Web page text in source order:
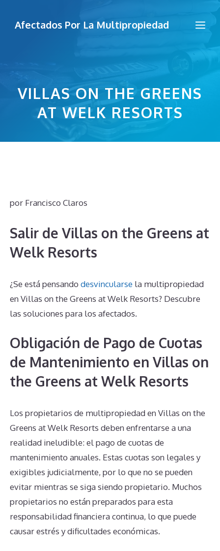
Afectados Por La Multipropiedad
VILLAS ON THE GREENS
AT WELK RESORTS
por Francisco Claros
Salir de Villas on the Greens at
Welk Resorts
¿Se está pensando desvincularse la multipropiedad
en Villas on the Greens at Welk Resorts? Descubre
las soluciones para los afectados.
Obligación de Pago de Cuotas
de Mantenimiento en Villas on
the Greens at Welk Resorts
Los propietarios de multipropiedad en Villas on the
Greens at Welk Resorts deben enfrentarse a una
realidad ineludible: el pago de cuotas de
mantenimiento anuales. Estas cuotas son legales y
exigibles judicialmente, por lo que no se pueden
evitar mientras se siga siendo propietario. Muchos
propietarios no están preparados para esta
responsabilidad financiera continua, lo que puede
causar estrés y dificultades económicas.